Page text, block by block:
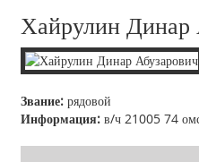
Хайрулин Динар
Звание: рядовой
Информация: в/ч 21005 74